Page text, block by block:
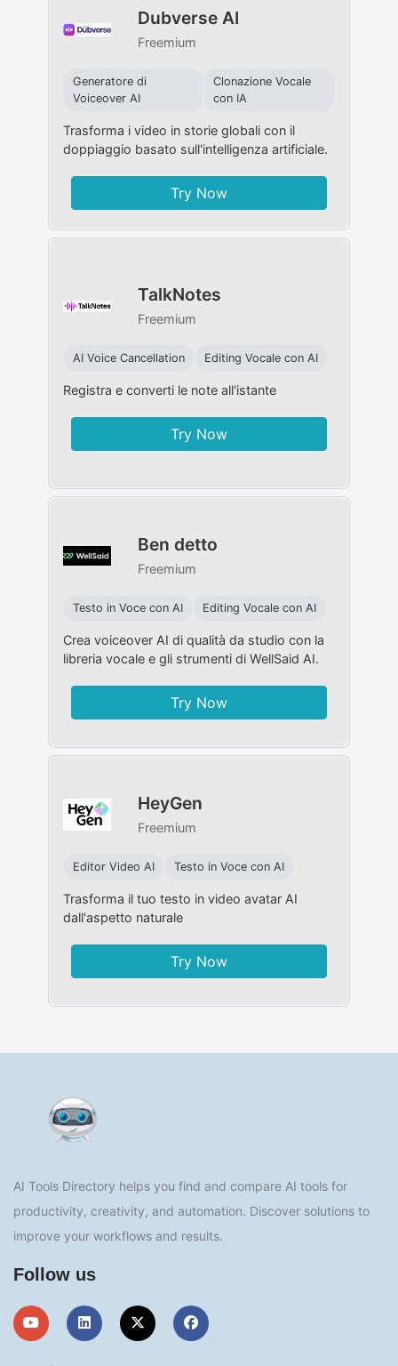
Dubverse AI
Freemium
Generatore di
Voiceover AI
Clonazione Vocale
con IA
Trasforma i video in storie globali con il
doppiaggio basato sull'intelligenza artificiale.
Try Now
TalkNotes
Freemium
AI Voice Cancellation Editing Vocale con AI
Registra e converti le note all'istante
Try Now
Ben detto
Freemium
Testo in Voce con AI Editing Vocale con AI
Crea voiceover AI di qualità da studio con la
libreria vocale e gli strumenti di WellSaid AI.
Try Now
HeyGen
Freemium
Editor Video AI Testo in Voce con AI
Trasforma il tuo testo in video avatar AI
dall'aspetto naturale
Try Now
AI Tools Directory helps you find and compare AI tools for
productivity, creativity, and automation. Discover solutions to
improve your workflows and results.
Follow us